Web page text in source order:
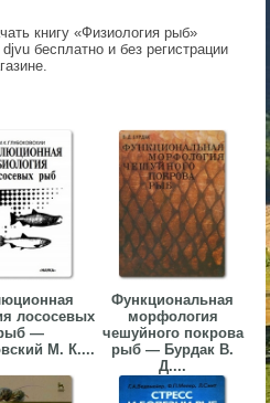
книгу «Физиология рыб»
бесплатно и без регистрации
лососевых
—
М. К....
Функциональная
морфология
чешуйного покрова
рыб — Бурдак В.
Д....